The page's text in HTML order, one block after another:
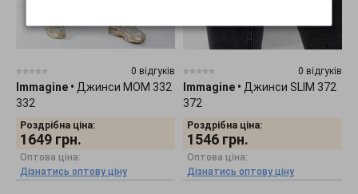
0 відгуків
Immagine • Джинси МОМ 332
332
Роздрібна ціна:
1649 грн.
Оптова ціна:
Дізнатись оптову ціну
0 відгуків
Immagine • Джинси SLIM 372
372
Роздрібна ціна:
1546 грн.
Оптова ціна:
Дізнатись оптову ціну